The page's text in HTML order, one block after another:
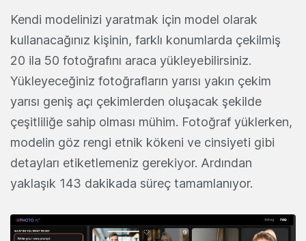
Kendi modelinizi yaratmak için model olarak
kullanacağınız kişinin, farklı konumlarda çekilmiş
20 ila 50 fotoğrafını araca yükleyebilirsiniz.
Yükleyeceğiniz fotoğrafların yarısı yakın çekim
yarısı geniş açı çekimlerden oluşacak şekilde
çeşitliliğe sahip olması mühim. Fotoğraf yüklerken,
modelin göz rengi etnik kökeni ve cinsiyeti gibi
detayları etiketlemeniz gerekiyor. Ardından
yaklaşık 143 dakikada süreç tamamlanıyor.